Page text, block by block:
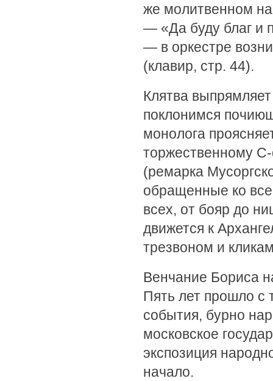
же молитвенном
— «Да буду благ и
— в оркестре
(клавир, стр. 44).
Клятва
поклонимся
монолога
торжественному
(ремарка
обращенные ко
всех, от бояр до
движется к
трезвоном и
Венчание Бориса
Пять лет прошло с
события, бурно
московское
экспозиция
начало.